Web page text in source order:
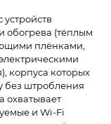
обогрева (тёплым
плёнками,
корпуса которых
без штробления
охватывает
и Wi-Fi